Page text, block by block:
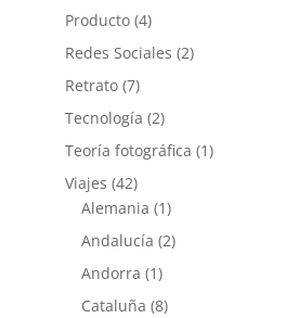
Producto(4)
Redes Sociales (2)
Retrato(7)
Tecnología (2)
Teoría fotográfica (1)
Viajes (42)
Alemania (1)
Andalucía (2)
Andorra (1)
Cataluña (8)